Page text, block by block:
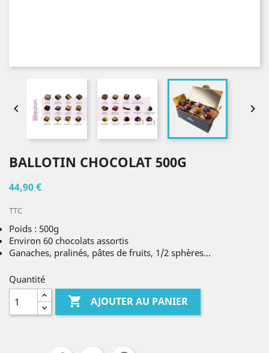
 
BALLOTIN CHOCOLAT 500G
44,90 €
TTC
Poids : 500g
Environ 60 chocolats assortis
Ganaches, pralinés, pâtes de fruits, 1/2 sphères...
Quantité
 AJOUTER AU PANIER